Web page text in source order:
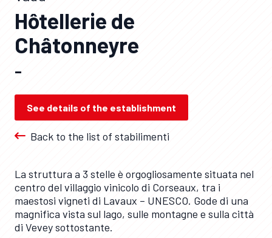
Hôtellerie de
Châtonneyre
–
See details of the establishment
Back to the list of stabilimenti
La struttura a 3 stelle è orgogliosamente situata nel
centro del villaggio vinicolo di Corseaux, tra i
maestosi vigneti di Lavaux – UNESCO. Gode di una
magnifica vista sul lago, sulle montagne e sulla città
di Vevey sottostante.